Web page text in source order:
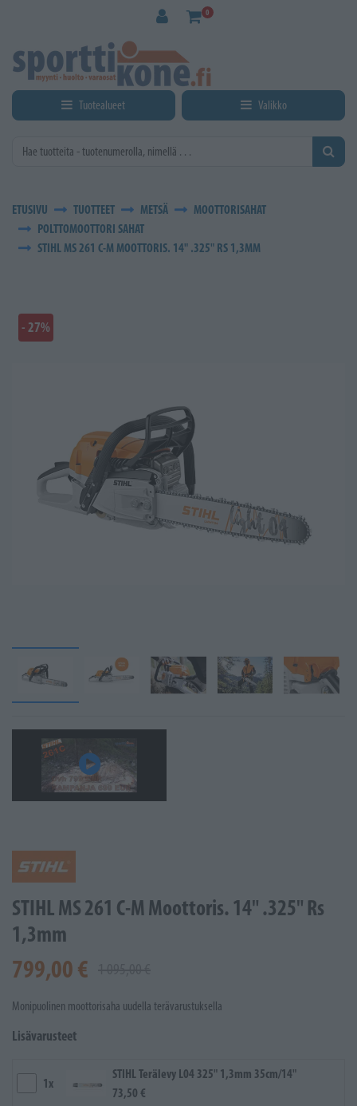
0
Tuotealueet Valikko
ETUSIVU TUOTTEET METSÄ
MOOTTORISAHAT
POLTTOMOOTTORI SAHAT
STIHL MS 261 C-M MOOTTORIS. 14" .325" RS 1,3MM
- 27%
STIHL MS 261 C-M Moottoris. 14" .325" Rs
1,3mm
799,00 €
Monipuolinen moottorisaha uudella terävarustuksella
Lisävarusteet
1x
STIHL Terälevy L04 325" 1,3mm 35cm/14"
73,50 €